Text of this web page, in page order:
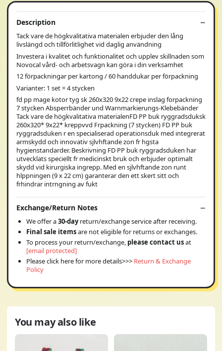
Description
Tack vare de högkvalitativa materialen erbjuder den lång
livslängd och tillförlitlighet vid daglig användning
Investera i kvalitet och funktionalitet och upplev skillnaden som
Novocal vård- och arbetsvagn kan göra i din verksamhet
12 förpackningar per kartong / 60 handdukar per förpackning
Varianter: 1 set = 4 stycken
fd pp mage kotor tyg sk 260x320 9x22 crepe inslag forpackning
7 stycken Absperrbänder und Warnmarkierungs-Klebebänder
Tack vare de högkvalitativa materialenFD PP buk ryggradsduksk
260x320* 9x22* kreppvvd Frpackning (7 stycken) FD PP buk
ryggradsduken r en specialiserad operationsduk med integrerat
armskydd och innovativ sjlvhftande zon fr hgsta
hygienstandarder. Beskrivning FD PP buk ryggradsduken har
utvecklats speciellt fr medicinskt bruk och erbjuder optimalt
skydd vid kirurgiska ingrepp. Med en sjlvhftande zon runt
hlppningen (9 x 22 cm) garanterar den ett skert sitt och
frhindrar intrngning av fukt
Exchange/Return Notes
We offer a30-dayreturn/exchange service after receiving.
Final sale itemsare not eligible for returns or exchanges.
To process your return/exchange, please contact usat
[email protected]
Please click here for more details>>> Return & Exchange
Policy
You may also like